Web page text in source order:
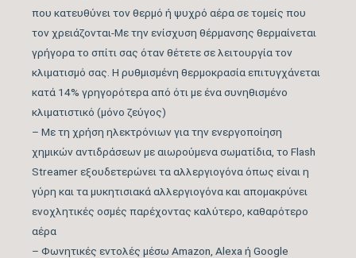
που κατευθύνει τον θερμό ή ψυχρό αέρα σε τομείς που
τον χρειάζονται-Με την ενίσχυση θέρμανσης θερμαίνεται
γρήγορα το σπίτι σας όταν θέτετε σε λειτουργία τον
κλιματισμό σας. Η ρυθμισμένη θερμοκρασία επιτυγχάνεται
κατά 14% γρηγορότερα από ότι με ένα συνηθισμένο
κλιματιστικό (μόνο ζεύγος)
– Με τη χρήση ηλεκτρόνιων για την ενεργοποίηση
χημικών αντιδράσεων με αιωρούμενα σωματίδια, το Flash
Streamer εξουδετερώνει τα αλλεργιογόνα όπως είναι η
γύρη και τα μυκητισιακά αλλεργιογόνα και απομακρύνει
ενοχλητικές οσμές παρέχοντας καλύτερο, καθαρότερο
αέρα
– Φωνητικές εντολές μέσω Amazon, Alexa ή Google
Λειτουργία Ιονισμού ΝΑΙ
Μέγιστος Όγκος
Παροχής Αέρα (m3/h)
810
Κάλυψη Χώρου έως …
(m2)
35
Κυβικά Μέτρα Κάλυψης
έως … (m3)
98
Ονομαστική Ψυκτική
17.060